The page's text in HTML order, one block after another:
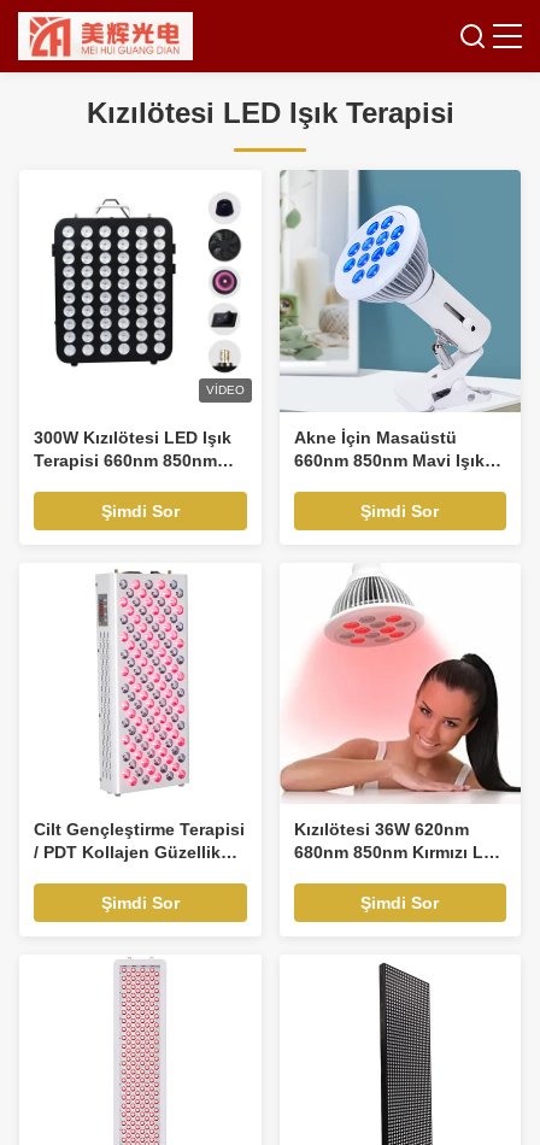
Kızılötesi LED Işık Terapisi
VIDEO
300W Kızılötesi LED Işık
Terapisi 660nm 850nm
Şimdi Sor
Akne İçin Masaüstü
660nm 850nm Mavi Işık
Şimdi Sor
Cilt Gençleştirme Terapisi
/ PDT Kollajen Güzellik
Terapi Aparatı fabrika
fotoğrafı
Şimdi Sor
Kızılötesi 36W 620nm
680nm 850nm Kırmızı LED
Şimdi Sor